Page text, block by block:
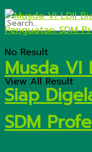
No Result
View All Result
Musda VI
Siap
SDM